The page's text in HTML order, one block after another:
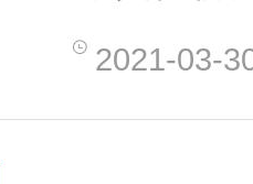
2021-03-